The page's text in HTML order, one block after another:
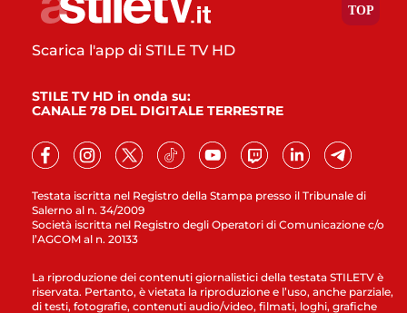
Testata iscritta nel Registro della Stampa presso il Tribunale di
Salerno al n. 34/2009
Società iscritta nel Registro degli Operatori di Comunicazione c/o
l’AGCOM al n. 20133
Scarica l'app di STILE TV HD
STILE TV HD in onda su:
CANALE 78 DEL DIGITALE TERRESTRE
La riproduzione dei contenuti giornalistici della testata STILETV è
riservata. Pertanto, è vietata la riproduzione e l’uso, anche parziale,
di testi, fotografie, contenuti audio/video, filmati, loghi, grafiche